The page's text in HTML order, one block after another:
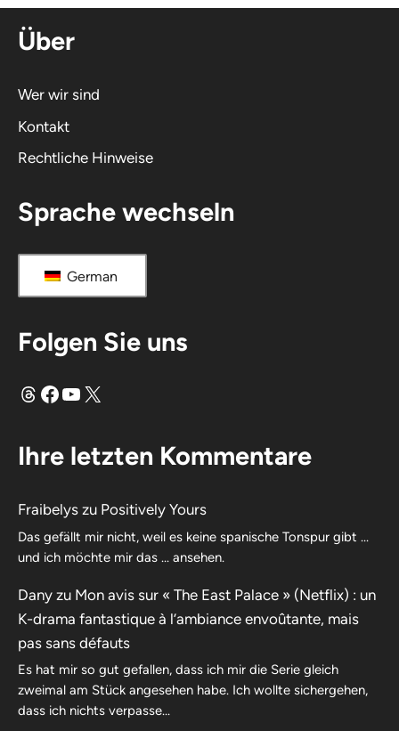
Über
Wer wir sind
Kontakt
Rechtliche Hinweise
Sprache wechseln
German
Folgen Sie uns
Fäden
Facebook
YouTube
X
Ihre letzten Kommentare
Fraibelys zu Positively Yours
Das gefällt mir nicht, weil es keine spanische Tonspur gibt …
und ich möchte mir das … ansehen.
Dany zu Mon avis sur « The East Palace » (Netflix) : un
K-drama fantastique à l’ambiance envoûtante, mais
pas sans défauts
Es hat mir so gut gefallen, dass ich mir die Serie gleich
zweimal am Stück angesehen habe. Ich wollte sichergehen,
dass ich nichts verpasse…